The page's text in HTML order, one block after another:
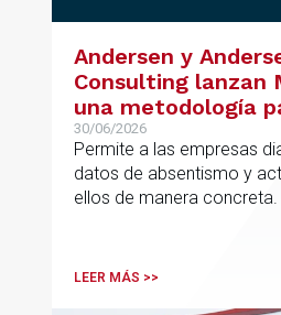
Andersen y
Consulting lanzan
una metodología
reducir el
forma
sostenible
30/06/2026
Permite a las empresas
datos de absentismo y
ellos de manera concreta.
LEER MÁS >>